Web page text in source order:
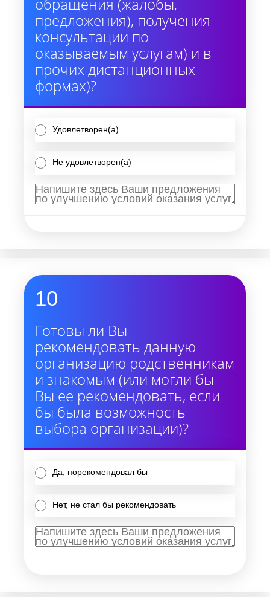
предложения), получения
консультации по
оказываемым услугам) и в
прочих дистанционных
формах)?
Удовлетворен(а)
Не удовлетворен(а)
10
Готовы ли Вы
рекомендовать данную
организацию родственникам
и знакомым (или могли бы
Вы ее рекомендовать, если
бы была возможность
выбора организации)?
Да, порекомендовал бы
Нет, не стал бы рекомендовать